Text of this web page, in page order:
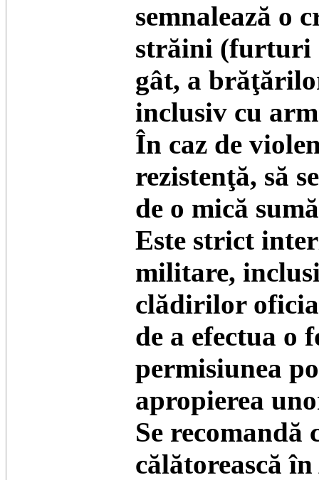
semnalează o
străini (furturi
gât, a
inclusiv cu
În caz de
rezistenţă, să
de o mică
Este strict
militare,
clădirilor
de a efectua o
permisiunea
apropierea
Se recomandă
călătorească